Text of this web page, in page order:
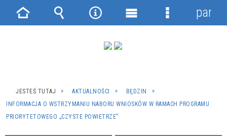
JESTEŚ TUTAJ AKTUALNOŚCI
BĘDZIN
INFORMACJA O WSTRZYMANIU NABORU WNIOSKÓW W RAMACH PROGRAMU
PRIORYTETOWEGO „CZYSTE POWIETRZE”
Strona Wyszukiwarka
NarzędziaMenu
Menu
panel